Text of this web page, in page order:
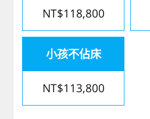
NT$118,800
小孩不佔床
NT$113,800